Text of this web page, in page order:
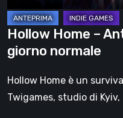
Hollow Home –
giorno normale
Hollow Home è un
Twigames, studio di